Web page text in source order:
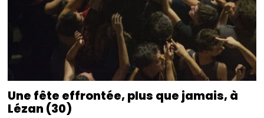
Une fête effrontée, plus que jamais, à
Lézan (30)